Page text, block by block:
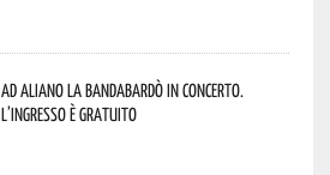
Ad Aliano la Bandabardò in concerto.
L’ingresso è gratuito